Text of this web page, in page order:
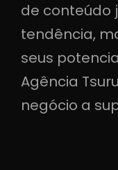
de conteúdo
tendência,
seus
Agência
negócio a